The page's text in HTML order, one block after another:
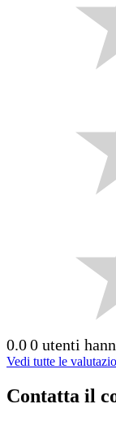
0.00 utenti
Vedi tutte le
Contatta il